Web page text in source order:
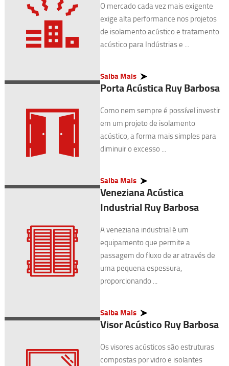
O mercado cada vez mais exigente
exige alta performance nos projetos
de isolamento acústico e tratamento
acústico para Indústrias e ...
Saiba Mais
Porta Acústica Ruy Barbosa
Como nem sempre é possível investir
em um projeto de isolamento
acústico, a forma mais simples para
diminuir o excesso ...
Saiba Mais
Veneziana Acústica
Industrial Ruy Barbosa
A veneziana industrial é um
equipamento que permite a
passagem do fluxo de ar através de
uma pequena espessura,
proporcionando ...
Saiba Mais
Visor Acústico Ruy Barbosa
Os visores acústicos são estruturas
compostas por vidro e isolantes